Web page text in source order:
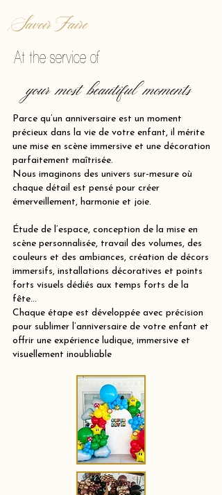
Savoir Faire
At the service of
your most beautiful moments
Parce qu’un anniversaire est un moment
précieux dans la vie de votre enfant, il mérite
une mise en scène immersive et une décoration
parfaitement maîtrisée.
Nous imaginons des univers sur-mesure où
chaque détail est pensé pour créer
émerveillement, harmonie et joie.
Étude de l’espace, conception de la mise en
scène personnalisée, travail des volumes, des
couleurs et des ambiances, création de décors
immersifs, installations décoratives et points
forts visuels dédiés aux temps forts de la
fête…
Chaque étape est développée avec précision
pour sublimer l’anniversaire de votre enfant et
offrir une expérience ludique, immersive et
visuellement inoubliable